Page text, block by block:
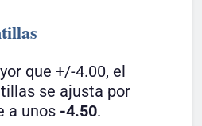
que +/-4.00, el
se ajusta por
a unos -4.50.